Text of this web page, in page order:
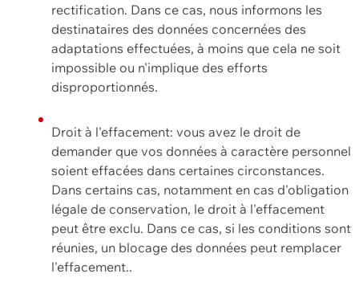
rectification. Dans ce cas, nous informons les
destinataires des données concernées des
adaptations effectuées, à moins que cela ne soit
impossible ou n'implique des efforts
disproportionnés.
Droit à l'effacement: vous avez le droit de
demander que vos données à caractère personnel
soient effacées dans certaines circonstances.
Dans certains cas, notamment en cas d'obligation
légale de conservation, le droit à l'effacement
peut être exclu. Dans ce cas, si les conditions sont
réunies, un blocage des données peut remplacer
l'effacement..